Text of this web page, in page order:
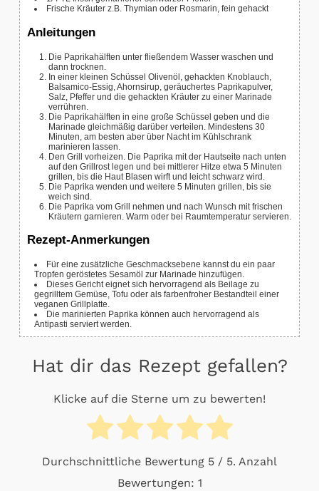
Frische Kräuter z.B. Thymian oder Rosmarin, fein gehackt
Anleitungen
Die Paprikahälften unter fließendem Wasser waschen und
dann trocknen.
In einer kleinen Schüssel Olivenöl, gehackten Knoblauch,
Balsamico-Essig, Ahornsirup, geräuchertes Paprikapulver,
Salz, Pfeffer und die gehackten Kräuter zu einer Marinade
verrühren.
Die Paprikahälften in eine große Schüssel geben und die
Marinade gleichmäßig darüber verteilen. Mindestens 30
Minuten, am besten aber über Nacht im Kühlschrank
marinieren lassen.
Den Grill vorheizen. Die Paprika mit der Hautseite nach unten
auf den Grillrost legen und bei mittlerer Hitze etwa 5 Minuten
grillen, bis die Haut Blasen wirft und leicht schwarz wird.
Die Paprika wenden und weitere 5 Minuten grillen, bis sie
weich sind.
Die Paprika vom Grill nehmen und nach Wunsch mit frischen
Kräutern garnieren. Warm oder bei Raumtemperatur servieren.
Rezept-Anmerkungen
Für eine zusätzliche Geschmacksebene kannst du ein paar
Tropfen geröstetes Sesamöl zur Marinade hinzufügen.
Dieses Gericht eignet sich hervorragend als Beilage zu
gegrilltem Gemüse, Tofu oder als farbenfroher Bestandteil einer
veganen Grillplatte.
Die marinierten Paprika können auch hervorragend als
Antipasti serviert werden.
Hat dir das Rezept gefallen?
Klicke auf die Sterne um zu bewerten!
Durchschnittliche Bewertung 5 / 5. Anzahl
Bewertungen: 1